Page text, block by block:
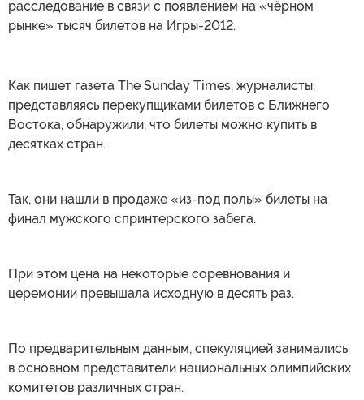
расследование в связи с появлением на «чёрном
рынке» тысяч билетов на Игры-2012.
Как пишет газета The Sunday Times, журналисты,
представляясь перекупщиками билетов с Ближнего
Востока, обнаружили, что билеты можно купить в
десятках стран.
Так, они нашли в продаже «из-под полы» билеты на
финал мужского спринтерского забега.
При этом цена на некоторые соревнования и
церемонии превышала исходную в десять раз.
По предварительным данным, спекуляцией занимались
в основном представители национальных олимпийских
комитетов различных стран.